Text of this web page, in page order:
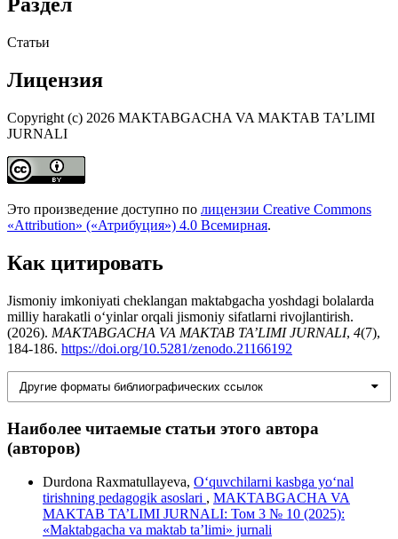
Статьи
Лицензия
Copyright (c) 2026 MAKTABGACHA VA MAKTAB TA’LIMI
JURNALI
Это произведение доступно по лицензии Creative Commons
«Attribution» («Атрибуция») 4.0 Всемирная.
Как цитировать
Jismoniy imkoniyati cheklangan maktabgacha yoshdagi bolalarda
milliy harakatli o‘yinlar orqali jismoniy sifatlarni rivojlantirish.
(2026). MAKTABGACHA VA MAKTAB TA’LIMI JURNALI, 4(7),
184-186. https://doi.org/10.5281/zenodo.21166192
Другие форматы библиографических ссылок
Наиболее читаемые статьи этого автора
(авторов)
Durdona Raxmatullayeva, O‘quvchilarni kasbga yo‘nal
tirishning pedagogik asoslari , MAKTABGACHA VA
MAKTAB TA’LIMI JURNALI: Том 3 № 10 (2025):
«Maktabgacha va maktab ta’limi» jurnali